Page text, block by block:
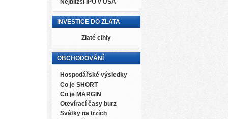
Nejbližší IPO v USA
INVESTICE DO ZLATA
Zlaté cihly
OBCHODOVÁNÍ
Hospodářské výsledky
Co je SHORT
Co je MARGIN
Otevírací časy burz
Svátky na trzích